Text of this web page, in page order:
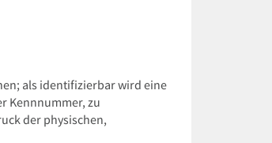
als identifizierbar wird eine
Kennnummer, zu
der physischen,